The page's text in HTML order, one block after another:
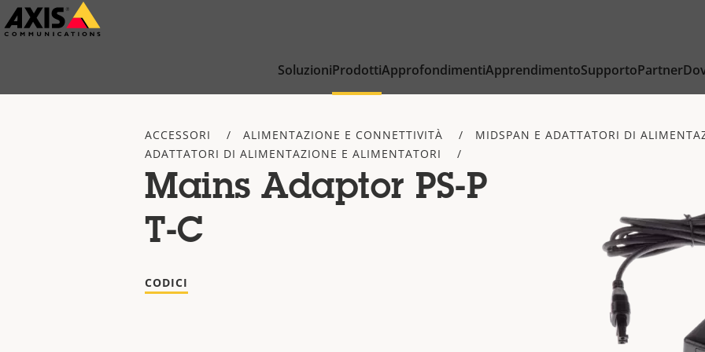
Salta
al
SoluzioniProdottiApprofondimentiApprendimentoSupportoPartner
ACCESSORI ALIMENTAZIONE E CONNETTIVITÀ
MIDSPAN E ADATTATORI DI
ADATTATORI DI ALIMENTAZIONE E ALIMENTATORI
Mains Adaptor PS-P
T-C
CODICI